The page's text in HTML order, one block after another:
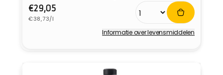
Normale
prijs
€29,05
Eenheidsprijs
€38,73/l
Informatie over levensmiddelen